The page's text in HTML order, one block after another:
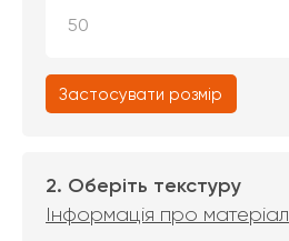
Застосувати розмір
2. Оберіть текстуру
Інформація про матеріал